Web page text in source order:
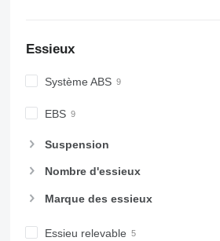
Essieux
Système ABS
EBS
Suspension
Nombre d'essieux
Marque des essieux
Essieu relevable